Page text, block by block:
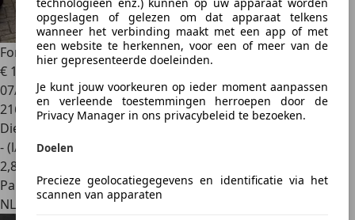
technologieën enz.) kunnen op uw apparaat worden
opgeslagen of gelezen om dat apparaat telkens
wanneer het verbinding maakt met een app of met
een website te herkennen, voor een of meer van de
hier gepresenteerde doeleinden.
Je kunt jouw voorkeuren op ieder moment aanpassen
en verleende toestemmingen herroepen door de
Privacy Manager in ons privacybeleid te bezoeken.
Doelen
Precieze geolocatiegegevens en identificatie via het
scannen van apparaten
Ford Tourneo CustomTourneo Custom undefined
€ 17.500
07/2015
216.000 km
Diesel
- (l/100 km)
2,8
Particulier
NL 6269EW